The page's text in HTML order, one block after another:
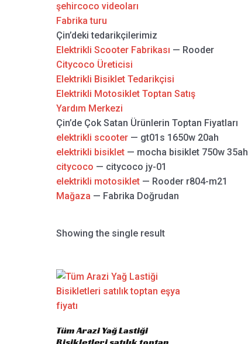
şehircoco videoları
Fabrika turu
Çin’deki tedarikçilerimiz
Elektrikli Scooter Fabrikası — Rooder
Citycoco Üreticisi
Elektrikli Bisiklet Tedarikçisi
Elektrikli Motosiklet Toptan Satış
Yardım Merkezi
Çin’de Çok Satan Ürünlerin Toptan Fiyatları
elektrikli scooter— gt01s 1650w 20ah
elektrikli bisiklet— mocha bisiklet 750w 35ah
citycoco — citycoco jy-01
elektrikli motosiklet— Rooder r804-m21
Mağaza — Fabrika Doğrudan
Showing the single result
Tüm Arazi Yağ Lastiği